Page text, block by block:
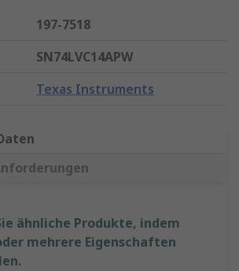
197-7518
SN74LVC14APW
Texas Instruments
ähnliche Produkte, indem
mehrere Eigenschaften